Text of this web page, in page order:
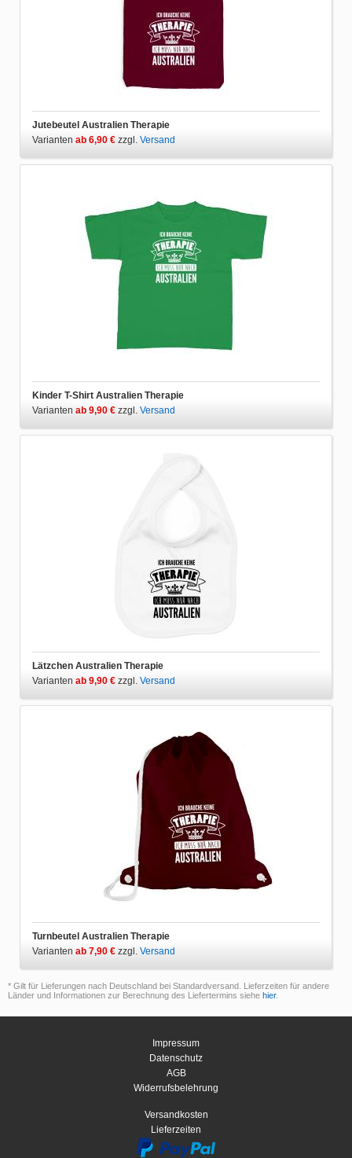
Jutebeutel Australien Therapie
Varianten ab 6,90 € zzgl. Versand
Kinder T-Shirt Australien Therapie
Varianten ab 9,90 € zzgl. Versand
Lätzchen Australien Therapie
Varianten ab 9,90 € zzgl. Versand
Turnbeutel Australien Therapie
Varianten ab 7,90 € zzgl. Versand
* Gilt für Lieferungen nach Deutschland bei Standardversand. Lieferzeiten für andere
Länder und Informationen zur Berechnung des Liefertermins siehe hier.
Impressum
Datenschutz
AGB
Widerrufsbelehrung
Versandkosten
Lieferzeiten